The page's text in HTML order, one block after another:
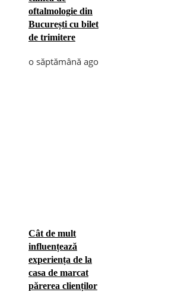
oftalmologie din
București cu bilet
de trimitere
o săptămână ago
Cât de mult
influențează
experiența de la
casa de marcat
părerea clienților